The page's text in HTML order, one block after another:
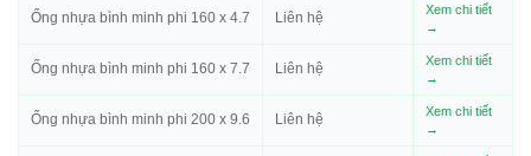
Ống nhựa bình minh phi 160 x 4.7 Liên hệ
Xem chi tiết
→
Ống nhựa bình minh phi 160 x 7.7 Liên hệ
Xem chi tiết
→
Ống nhựa bình minh phi 200 x 9.6 Liên hệ
Xem chi tiết
→